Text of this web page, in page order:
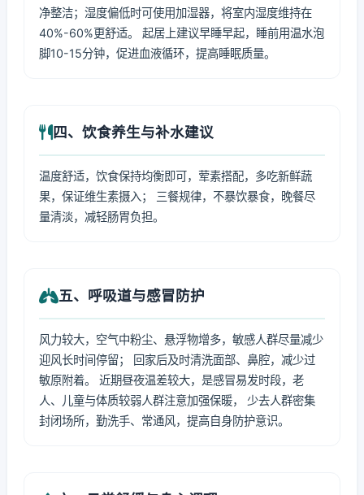
净整洁；湿度偏低时可使用加湿器，将室内湿度维持在
40%-60%更舒适。 起居上建议早睡早起，睡前用温水泡
脚10-15分钟，促进血液循环，提高睡眠质量。
四、饮食养生与补水建议
温度舒适，饮食保持均衡即可，荤素搭配，多吃新鲜蔬
果，保证维生素摄入； 三餐规律，不暴饮暴食，晚餐尽
量清淡，减轻肠胃负担。
五、呼吸道与感冒防护
风力较大，空气中粉尘、悬浮物增多，敏感人群尽量减少
迎风长时间停留； 回家后及时清洗面部、鼻腔，减少过
敏原附着。 近期昼夜温差较大，是感冒易发时段，老
人、儿童与体质较弱人群注意加强保暖， 少去人群密集
封闭场所，勤洗手、常通风，提高自身防护意识。